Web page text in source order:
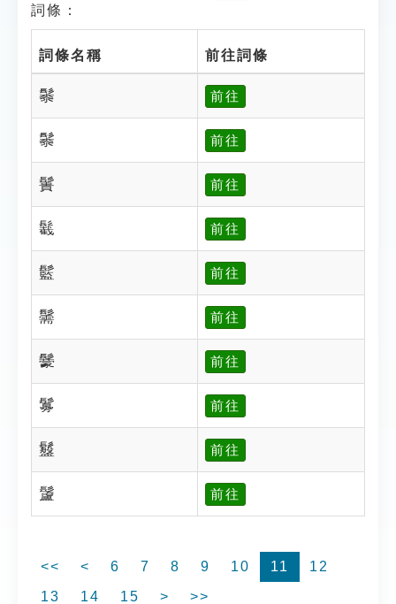
詞條：
詞條名稱 前往詞條
䰍 前往
䰍 前往
䰎 前往
䰏 前往
䰐 前往
䰑 前往
䰒 前往
䰓 前往
䰔 前往
䰕 前往
<< < 6 7 8 9 10 11
12
13
14 15 > >>